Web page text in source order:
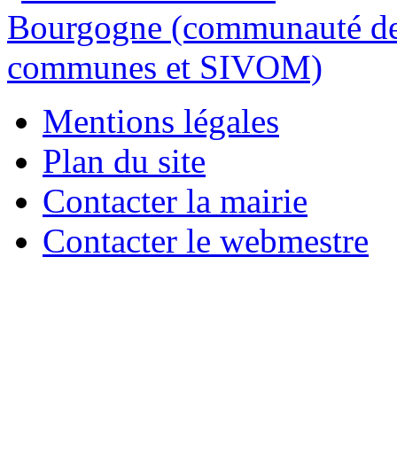
Mentions légales
Plan du site
Contacter la mairie
Contacter le webmestre